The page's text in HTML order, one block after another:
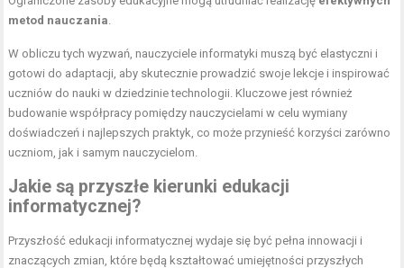
metod nauczania
W obliczu tych wyzwań, nauczyciele informatyki muszą być elastyczni i
gotowi do adaptacji, aby skutecznie prowadzić swoje lekcje i inspirować
uczniów do nauki w dziedzinie technologii. Kluczowe jest również
budowanie współpracy pomiędzy nauczycielami w celu wymiany
doświadczeń i najlepszych praktyk, co może przynieść korzyści zarówno
uczniom, jak i samym nauczycielom.
Jakie są przyszłe kierunki edukacji
informatycznej?
Przyszłość edukacji informatycznej wydaje się być pełna innowacji i
znaczących zmian, które będą kształtować umiejętności przyszłych